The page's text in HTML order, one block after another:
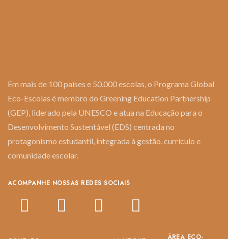
Em mais de 100 países e 50.000 escolas, o Programa Global
Eco-Escolas é membro do Greening Education Partnership
(GEP), liderado pela UNESCO e atua na Educação para o
Desenvolvimento Sustentável (EDS) centrada no
protagonismo estudantil, integrada à gestão, currículo e
comunidade escolar.
ACOMPANHE NOSSAS REDES SOCIAIS
ÁREA ECO-